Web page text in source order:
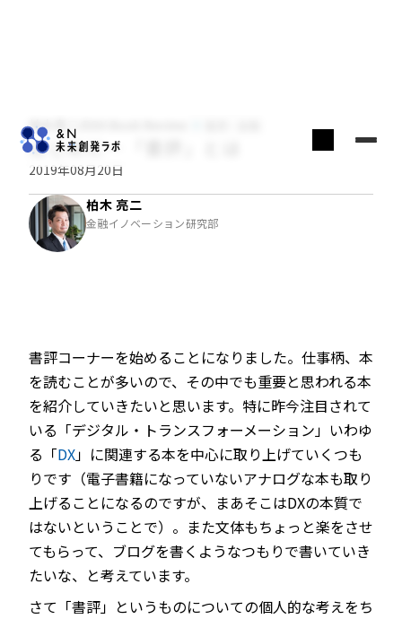
JP EN
柏木亮二のDX Book Review
はじめに－「書評」とは
2019年08月20日
柏木 亮二
金融イノベーション研究部
書評コーナーを始めることになりました。仕事柄、本
を読むことが多いので、その中でも重要と思われる本
を紹介していきたいと思います。特に昨今注目されて
いる「デジタル・トランスフォーメーション」いわゆ
る「DX」に関連する本を中心に取り上げていくつも
りです（電子書籍になっていないアナログな本も取り
上げることになるのですが、まあそこはDXの本質で
はないということで）。また文体もちょっと楽をさせ
てもらって、ブログを書くようなつもりで書いていき
たいな、と考えています。
さて「書評」というものについての個人的な考えをち